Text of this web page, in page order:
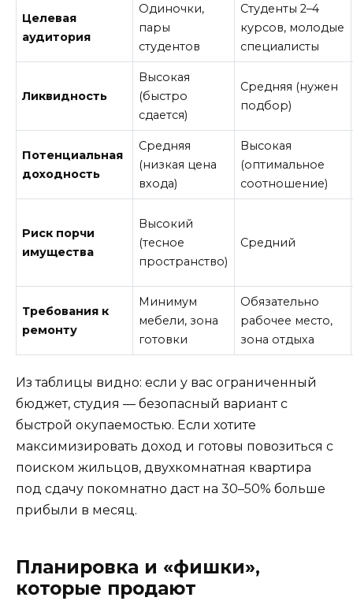
Целевая
аудитория
Одиночки,
пары
студентов
Студенты 2–4
курсов, молодые
специалисты
Ликвидность
Высокая
(быстро
сдается)
Средняя (нужен
подбор)
Потенциальная
доходность
Средняя
(низкая цена
входа)
Высокая
(оптимальное
соотношение)
Риск порчи
имущества
Высокий
(тесное
пространство)
Средний
Требования к
ремонту
Минимум
мебели, зона
готовки
Обязательно
рабочее место,
зона отдыха
Из таблицы видно: если у вас ограниченный
бюджет, студия — безопасный вариант с
быстрой окупаемостью. Если хотите
максимизировать доход и готовы повозиться с
поиском жильцов, двухкомнатная квартира
под сдачу покомнатно даст на 30–50% больше
прибыли в месяц.
Планировка и «фишки»,
которые продают